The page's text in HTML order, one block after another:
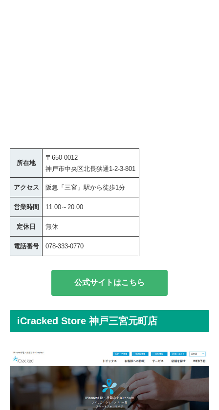
所在地
〒650-0012
神戸市中央区北長狭通1-2-3-801
アクセス 阪急「三宮」駅から徒歩1分
営業時間 11:00～20:00
定休日 無休
電話番号 078-333-0770
公式サイトはこちら
iCracked Store 神戸三宮元町店